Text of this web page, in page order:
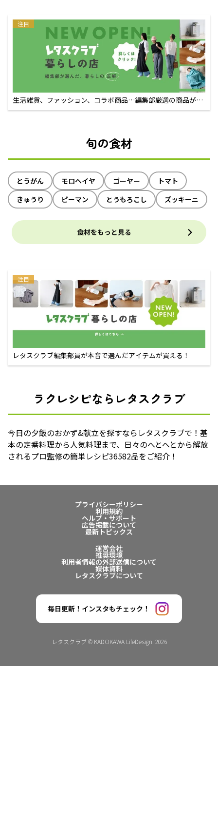
注目
生活雑貨、ファッション、コラボ商品…編集部厳選の商品が買
えるECサイト
旬の食材
とうがん モロヘイヤ ゴーヤー
トマト
きゅうり
ピーマン とうもろこし ズッキーニ
食材をもっと見る
注目
レタスクラブ編集部員が本音で選んだアイテムが買える！
ラクレシピならレタスクラブ
今日の夕飯のおかず&献立を探すならレタスクラブで！基
本の定番料理から人気料理まで、日々のへとへとから解放
されるプロ監修の簡単レシピ36582品をご紹介！
プライバシーポリシー
利用規約
ヘルプ・サポート
広告掲載について
最新トピックス
運営会社
推奨環境
利用者情報の外部送信について
媒体資料
レタスクラブについて
毎日更新！インスタもチェック！
レタスクラブ © KADOKAWA LifeDesign. 2026